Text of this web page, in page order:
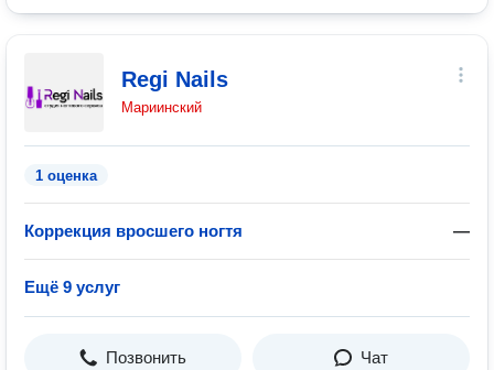
Regi Nails
Мариинский
1 оценка
Коррекция вросшего ногтя —
Ещё 9 услуг
Позвонить Чат